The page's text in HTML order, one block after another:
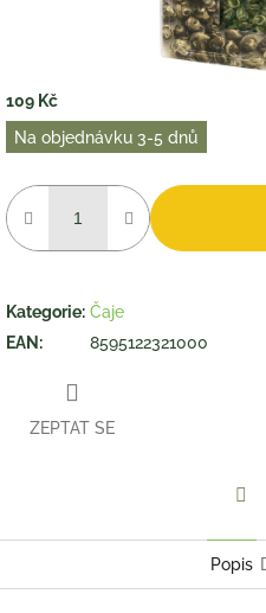
109 Kč
Měrná
cena:
Na objednávku 3-5 dnů
Kategorie: Čaje
EAN : 8595122321000
ZEPTAT SE
Popis